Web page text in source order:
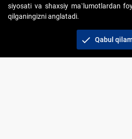
Copyright © 2017-2026. "Elektron
tashkil etish" AJ. Barcha huquqlar
siyosati va shaxsiy ma`lumotlardan
qilganingizni anglatadi.
check Qabul